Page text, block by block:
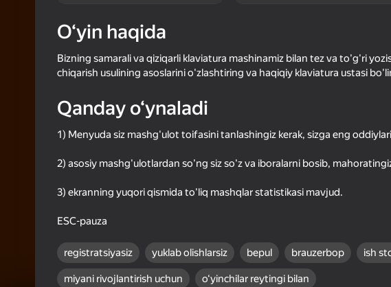
Boshlash
Oʻyin haqida
O‘yin haqida
Bizning samarali va qiziqarli klaviatura mashinamiz bilan tez va to'g'ri
chiqarish usulining asoslarini o'zlashtiring va haqiqiy klaviatura ustasi
Qanday o‘ynaladi
1) Menyuda siz mashg'ulot toifasini tanlashingiz kerak, sizga eng
2) asosiy mashg'ulotlardan so'ng siz so'z va iboralarni bosib,
3) ekranning yuqori qismida to'liq mashqlar statistikasi mavjud.
ESC-pauza
registratsiyasiz yuklab olishlarsiz bepul brauzerbop ish
miyani rivojlantirish uchun o‘yinchilar reytingi bilan